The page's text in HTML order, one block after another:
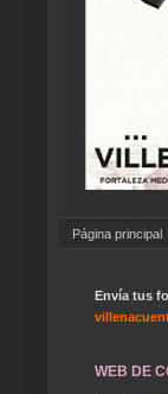
Página principal
Envía tus
WEB DE